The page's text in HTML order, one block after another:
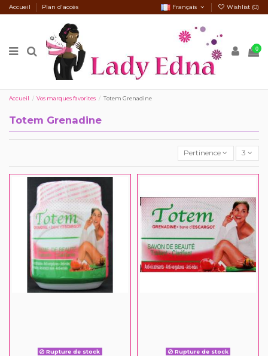
Accueil Plan d'accès Français Wishlist (0)
0
Accueil Vos marques favorites Totem Grenadine
Totem Grenadine
Pertinence 3
Rupture de stock Rupture de stock